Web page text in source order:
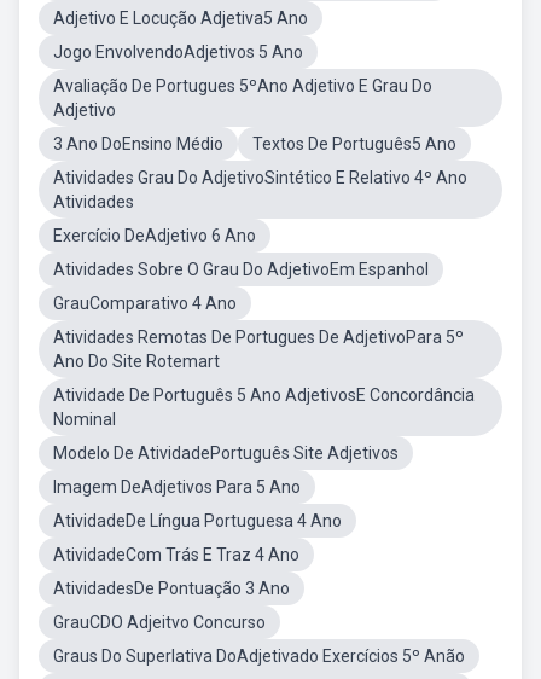
Adjetivo E Locução Adjetiva5 Ano
Jogo EnvolvendoAdjetivos 5 Ano
Avaliação De Portugues 5ºAno Adjetivo E Grau Do
Adjetivo
3 Ano DoEnsino Médio
Textos De Português5 Ano
Atividades Grau Do AdjetivoSintético E Relativo 4º Ano
Atividades
Exercício DeAdjetivo 6 Ano
Atividades Sobre O Grau Do AdjetivoEm Espanhol
GrauComparativo 4 Ano
Atividades Remotas De Portugues De AdjetivoPara 5º
Ano Do Site Rotemart
Atividade De Português 5 Ano AdjetivosE Concordância
Nominal
Modelo De AtividadePortuguês Site Adjetivos
Imagem DeAdjetivos Para 5 Ano
AtividadeDe Língua Portuguesa 4 Ano
AtividadeCom Trás E Traz 4 Ano
AtividadesDe Pontuação 3 Ano
GrauCDO Adjeitvo Concurso
Graus Do Superlativa DoAdjetivado Exercícios 5º Anão